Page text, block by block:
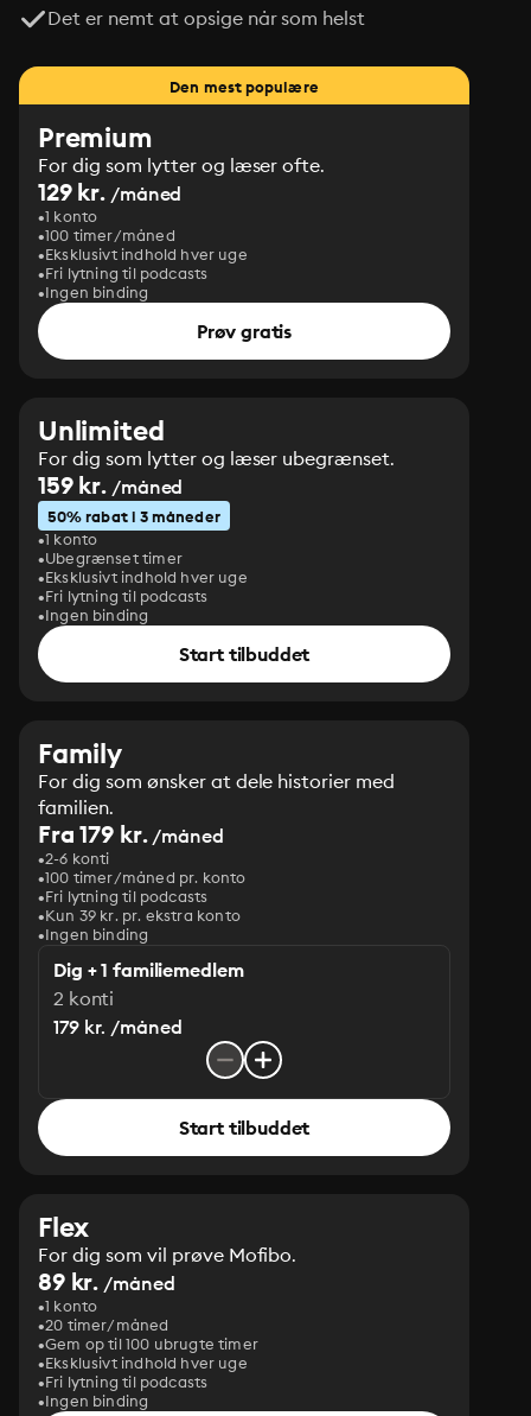
Det er nemt at opsige når som helst
Den mest populære
Premium
For dig som lytter og læser ofte.
129 kr. /måned
1 konto
100 timer/måned
Eksklusivt indhold hver uge
Fri lytning til podcasts
Ingen binding
Prøv gratis
Unlimited
For dig som lytter og læser ubegrænset.
159 kr. /måned
50% rabat i 3 måneder
1 konto
Ubegrænset timer
Eksklusivt indhold hver uge
Fri lytning til podcasts
Ingen binding
Start tilbuddet
Family
For dig som ønsker at dele historier med
familien.
Fra 179 kr./måned
2-6 konti
100 timer/måned pr. konto
Fri lytning til podcasts
Kun 39 kr. pr. ekstra konto
Ingen binding
Dig + 1 familiemedlem
2 konti
179 kr. /måned
Start tilbuddet
Flex
For dig som vil prøve Mofibo.
89 kr. /måned
1 konto
20 timer/måned
Gem op til 100 ubrugte timer
Eksklusivt indhold hver uge
Fri lytning til podcasts
Ingen binding